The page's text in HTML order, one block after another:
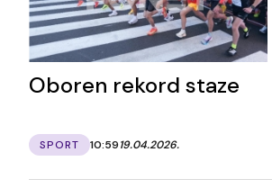
Oboren rekord staze
SPORT 10:5919.04.2026.